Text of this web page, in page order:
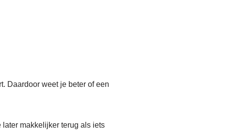
Daardoor weet je beter of een
makkelijker terug als iets